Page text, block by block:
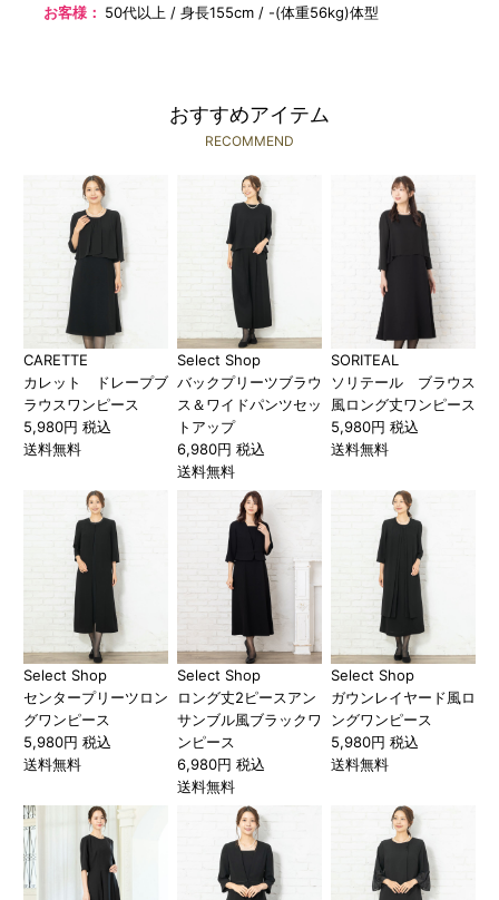
お客様： 50代以上 身長155cm -(体重56kg)体型
おすすめアイテム
RECOMMEND
CARETTE
カレット ドレープブ
ラウスワンピース
5,980円 税込
送料無料
Select Shop
バックプリーツブラウ
ス＆ワイドパンツセッ
トアップ
6,980円 税込
送料無料
SORITEAL
ソリテール ブラウス
風ロング丈ワンピース
5,980円 税込
送料無料
Select Shop
センタープリーツロン
グワンピース
5,980円 税込
送料無料
Select Shop
ロング丈2ピースアン
サンブル風ブラックワ
ンピース
6,980円 税込
送料無料
Select Shop
ガウンレイヤード風ロ
ングワンピース
5,980円 税込
送料無料